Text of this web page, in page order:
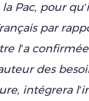
Pac, pour
par
l’a
des
intégrera